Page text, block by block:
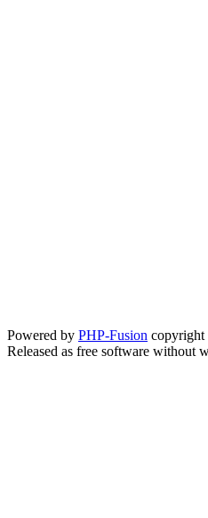
Powered by PHP-Fusion copyright
Released as free software without